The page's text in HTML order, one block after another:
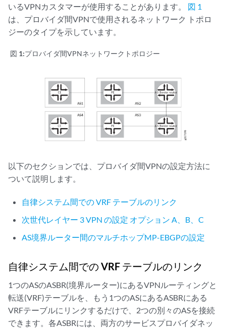
いるVPNカスタマーが使用することがあります。 図 1
は、プロバイダ間VPNで使用されるネットワーク トポロ
ジーのタイプを示しています。
図 1:プロバイダ間VPNネットワークトポロジー
以下のセクションでは、プロバイダ間VPNの設定方法に
ついて説明します。
自律システム間での VRF テーブルのリンク
次世代レイヤー 3 VPN の設定 オプション A、B、C
AS境界ルーター間のマルチホップMP-EBGPの設定
自律システム間での VRF テーブルのリンク
1つのASのASBR(境界ルーター)にあるVPNルーティングと
転送(VRF)テーブルを、もう1つのASにあるASBRにある
VRFテーブルにリンクするだけで、2つの別々のASを接続
できます。各ASBRには、両方のサービスプロバイダネッ